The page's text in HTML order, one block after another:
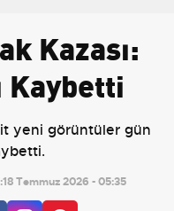
Kazası:
Kaybetti
yeni görüntüler gün
18 Temmuz 2026 - 05:35